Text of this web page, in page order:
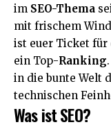
im SEO-Thema
mit frischem
ist euer Ticket
ein Top-Ranking
in die bunte Welt
technischen
Was ist SEO?